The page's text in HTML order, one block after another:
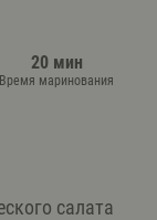
20 мин
Время маринования
салата